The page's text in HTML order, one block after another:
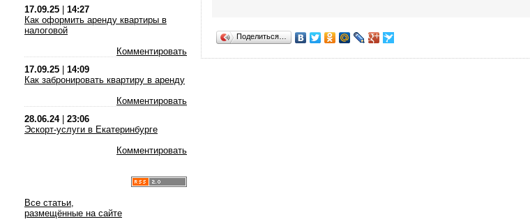
17.09.25
14:27
Как оформить аренду квартиры в
налоговой
Комментировать
17.09.25
14:09
Как забронировать квартиру в аренду
Комментировать
28.06.24| 23:06
Эскорт-услуги в Екатеринбурге
Комментировать
Все статьи,
размещённые на сайте
Поделиться…